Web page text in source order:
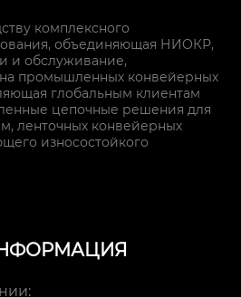
комплексного
объединяющая НИОКР,
и обслуживание,
промышленных конвейерных
глобальным клиентам
цепочные решения для
ленточных конвейерных
износостойкого